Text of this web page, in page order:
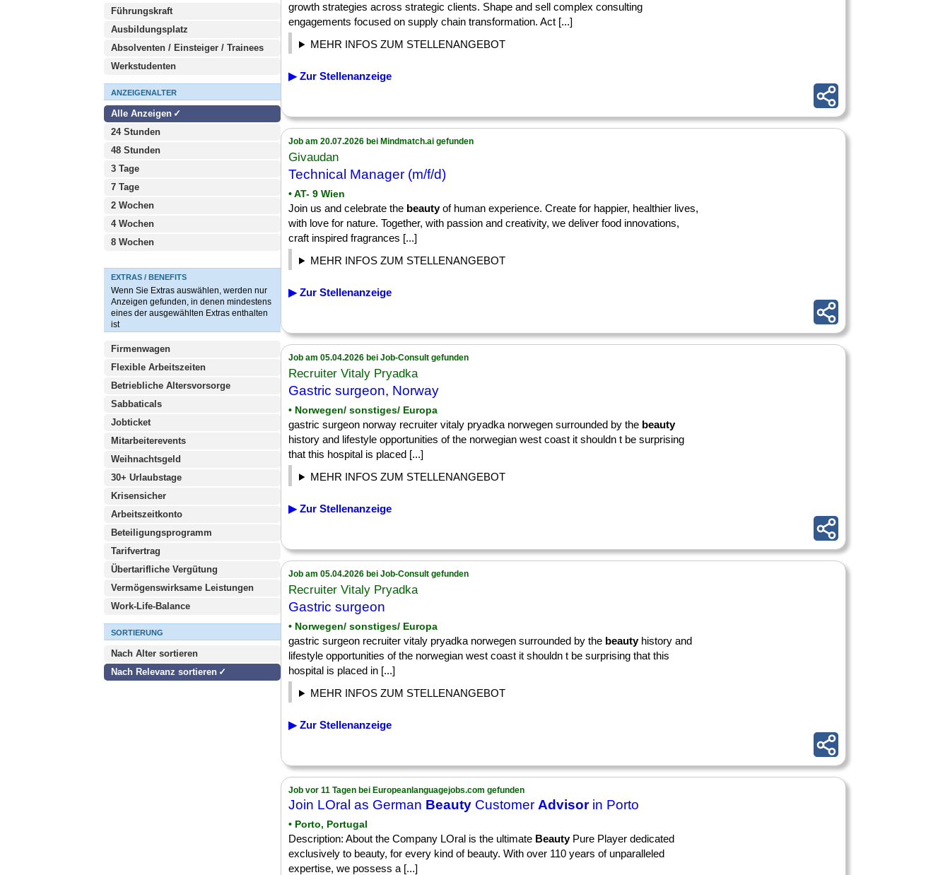
Führungskraft
Ausbildungsplatz
Absolventen / Einsteiger / Trainees
Werkstudenten
ANZEIGENALTER
Alle Anzeigen
24 Stunden
48 Stunden
3 Tage
7 Tage
2 Wochen
4 Wochen
8 Wochen
EXTRAS / BENEFITS
Wenn Sie Extras auswählen, werden nur
Anzeigen gefunden, in denen mindestens
eines der ausgewählten Extras enthalten
ist
Firmenwagen
Flexible Arbeitszeiten
Betriebliche Altersvorsorge
Sabbaticals
Jobticket
Mitarbeiterevents
Weihnachtsgeld
30+ Urlaubstage
Krisensicher
Arbeitszeitkonto
Beteiligungsprogramm
Tarifvertrag
Übertarifliche Vergütung
Vermögenswirksame Leistungen
Work-Life-Balance
SORTIERUNG
Nach Alter sortieren
Nach Relevanz sortieren
growth strategies across strategic clients. Shape and sell complex consulting
engagements focused on supply chain transformation. Act [...]
MEHR INFOS ZUM STELLENANGEBOT
▶ Zur Stellenanzeige
Job am 20.07.2026 bei Mindmatch.ai gefunden
Givaudan
Technical Manager (m/f/d)
• AT- 9 Wien
Join us and celebrate the beautyof human experience. Create for happier, healthier lives,
with love for nature. Together, with passion and creativity, we deliver food innovations,
craft inspired fragrances [...]
MEHR INFOS ZUM STELLENANGEBOT
▶ Zur Stellenanzeige
Job am 05.04.2026 bei Job-Consult gefunden
Recruiter Vitaly Pryadka
Gastric surgeon, Norway
• Norwegen/ sonstiges/ Europa
gastric surgeon norway recruiter vitaly pryadka norwegen surrounded by the beauty
history and lifestyle opportunities of the norwegian west coast it shouldn t be surprising
that this hospital is placed [...]
MEHR INFOS ZUM STELLENANGEBOT
▶ Zur Stellenanzeige
Job am 05.04.2026 bei Job-Consult gefunden
Recruiter Vitaly Pryadka
Gastric surgeon
• Norwegen/ sonstiges/ Europa
gastric surgeon recruiter vitaly pryadka norwegen surrounded by the beautyhistory and
lifestyle opportunities of the norwegian west coast it shouldn t be surprising that this
hospital is placed in [...]
MEHR INFOS ZUM STELLENANGEBOT
▶ Zur Stellenanzeige
Job vor 11 Tagen bei Europeanlanguagejobs.com gefunden
Join LOral as German Beauty Customer Advisorin Porto
• Porto, Portugal
Description: About the Company LOral is the ultimate BeautyPure Player dedicated
exclusively to beauty, for every kind of beauty. With over 110 years of unparalleled
expertise, we possess a [...]